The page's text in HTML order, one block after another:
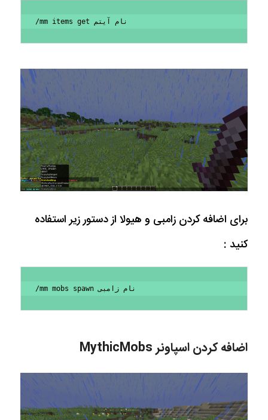
/mm items get نام آیتم
برای اضافه کردن زامبی و هیولا از دستور زیر استفاده
کنید :
/mm mobs spawn نام زامبی
اضافه کردن اسپاونر MythicMobs